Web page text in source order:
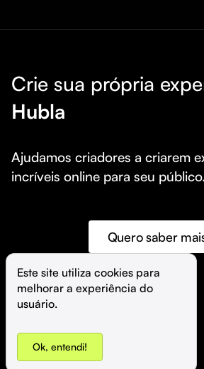
Crie sua própria
Hubla
Ajudamos criadores a criarem
incríveis online para seu público.
Quero saber
©️ Hubla Tecnologia Ltda • 2026
Este site utiliza cookies para
melhorar a experiência do
usuário.
Ok, entendi!